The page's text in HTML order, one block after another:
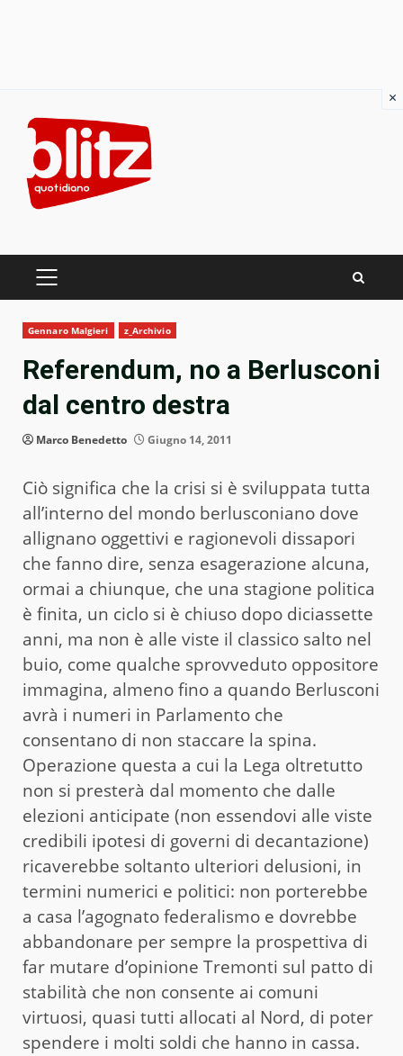
content
PRIMARY
Gennaro Malgieri z_Archivio
Referendum, no a Berlusconi
dal centro destra
Marco Benedetto Giugno 14, 2011
Ciò significa che la crisi si è sviluppata tutta
all’interno del mondo berlusconiano dove
allignano oggettivi e ragionevoli dissapori
che fanno dire, senza esagerazione alcuna,
ormai a chiunque, che una stagione politica
è finita, un ciclo si è chiuso dopo diciassette
anni, ma non è alle viste il classico salto nel
buio, come qualche sprovveduto oppositore
immagina, almeno fino a quando Berlusconi
avrà i numeri in Parlamento che
consentano di non staccare la spina.
Operazione questa a cui la Lega oltretutto
non si presterà dal momento che dalle
elezioni anticipate (non essendovi alle viste
credibili ipotesi di governi di decantazione)
ricaverebbe soltanto ulteriori delusioni, in
termini numerici e politici: non porterebbe
a casa l’agognato federalismo e dovrebbe
abbandonare per sempre la prospettiva di
far mutare d’opinione Tremonti sul patto di
stabilità che non consente ai comuni
virtuosi, quasi tutti allocati al Nord, di poter
spendere i molti soldi che hanno in cassa.
×